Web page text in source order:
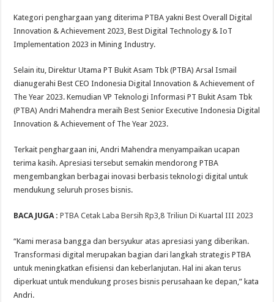
Kategori penghargaan yang diterima PTBA yakni Best Overall Digital
Innovation & Achievement 2023, Best Digital Technology & IoT
Implementation 2023 in Mining Industry.
Selain itu, Direktur Utama PT Bukit Asam Tbk (PTBA) Arsal Ismail
dianugerahi Best CEO Indonesia Digital Innovation & Achievement of
The Year 2023. Kemudian VP Teknologi Informasi PT Bukit Asam Tbk
(PTBA) Andri Mahendra meraih Best Senior Executive Indonesia Digital
Innovation & Achievement of The Year 2023.
Terkait penghargaan ini, Andri Mahendra menyampaikan ucapan
terima kasih. Apresiasi tersebut semakin mendorong PTBA
mengembangkan berbagai inovasi berbasis teknologi digital untuk
mendukung seluruh proses bisnis.
BACA JUGA : PTBA Cetak Laba Bersih Rp3,8 Triliun Di Kuartal III 2023
“Kami merasa bangga dan bersyukur atas apresiasi yang diberikan.
Transformasi digital merupakan bagian dari langkah strategis PTBA
untuk meningkatkan efisiensi dan keberlanjutan. Hal ini akan terus
diperkuat untuk mendukung proses bisnis perusahaan ke depan,” kata
Andri.